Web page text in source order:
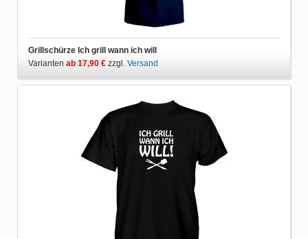
Grillschürze Ich grill wann ich will
Varianten ab 17,90 € zzgl. Versand